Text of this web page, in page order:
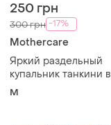
250 грн
300 грн -17%
Mothercare
Яркий раздельный
купальник танкини в
горошек mothercare,
M